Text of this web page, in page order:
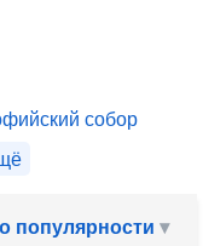
собор
популярности